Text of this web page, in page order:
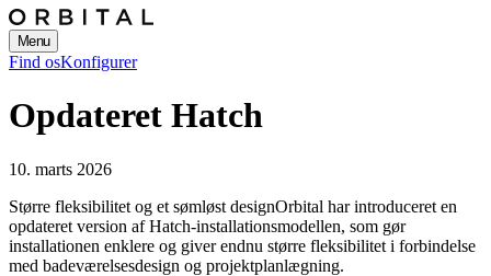
Menu
Find osKonfigurer
Opdateret Hatch
10. marts 2026
Større fleksibilitet og et sømløst designOrbital har introduceret en
opdateret version af Hatch-installationsmodellen, som gør
installationen enklere og giver endnu større fleksibilitet i forbindelse
med badeværelsesdesign og projektplanlægning.